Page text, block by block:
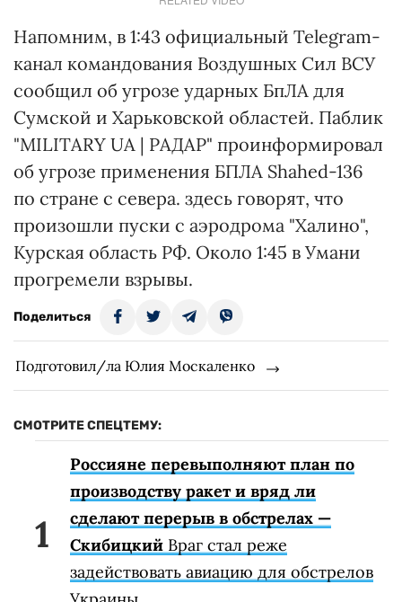
Напомним, в 1:43 официальный Telegram-
канал командования Воздушных Сил ВСУ
сообщил об угрозе ударных БпЛА для
Сумской и Харьковской областей. Паблик
"MILITARY UA | РАДАР" проинформировал
об угрозе применения БПЛА Shahed-136
по стране с севера. здесь говорят, что
произошли пуски с аэродрома "Халино",
Курская область РФ. Около 1:45 в Умани
прогремели взрывы.
Поделиться
Подготовил/ла Юлия Москаленко
СМОТРИТЕ СПЕЦТЕМУ:
Россияне перевыполняют план по
производству ракет и вряд ли
сделают перерыв в обстрелах —
Скибицкий Враг стал реже
задействовать авиацию для обстрелов